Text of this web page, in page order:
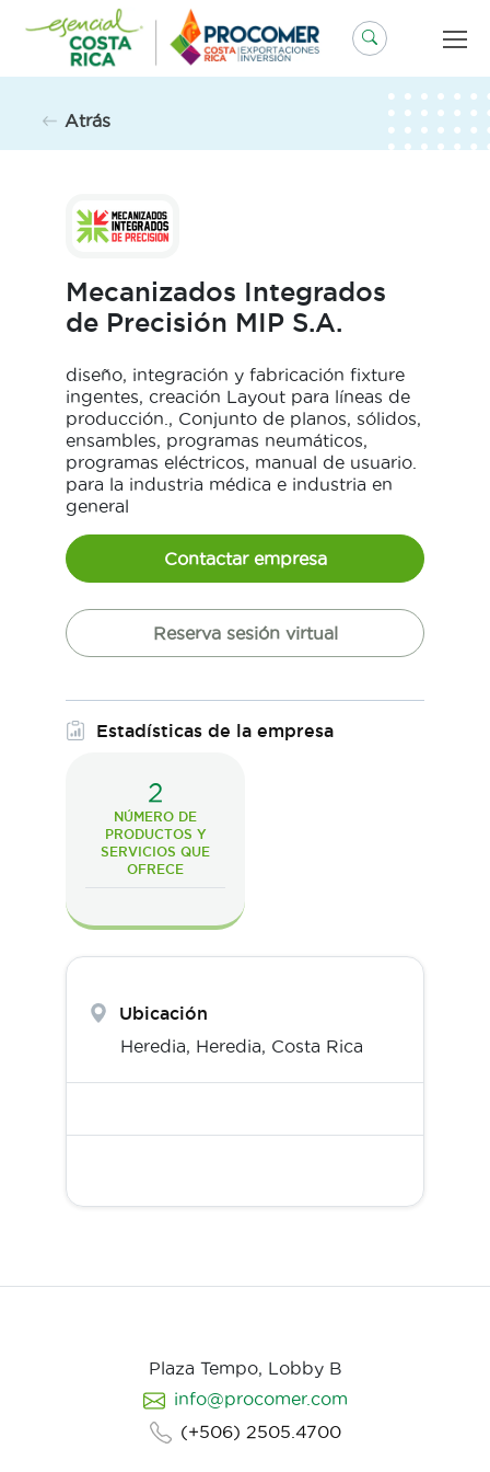
contenido
Atrás
Mecanizados Integrados
de Precisión MIP S.A.
diseño, integración y fabricación fixture
ingentes, creación Layout para líneas de
producción., Conjunto de planos, sólidos,
ensambles, programas neumáticos,
programas eléctricos, manual de usuario.
para la industria médica e industria en
general
Contactar empresa
Reserva sesión virtual
Estadísticas de la empresa
2
NÚMERO DE
PRODUCTOS Y
SERVICIOS QUE
OFRECE
Ubicación
Heredia, Heredia, Costa Rica
Plaza Tempo, Lobby B
info@procomer.com
(+506) 2505.4700